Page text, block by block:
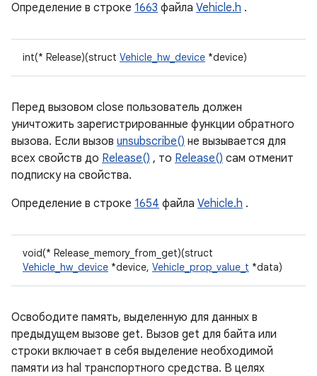
Определение в строке 1663 файла Vehicle.h .
int(* Release)(struct Vehicle_hw_device *device)
Перед вызовом close пользователь должен
уничтожить зарегистрированные функции обратного
вызова. Если вызов unsubscribe() не вызывается для
всех свойств до Release() , то Release() сам отменит
подписку на свойства.
Определение в строке 1654 файла Vehicle.h .
void(* Release_memory_from_get)(struct
Vehicle_hw_device *device, Vehicle_prop_value_t *data)
Освободите память, выделенную для данных в
предыдущем вызове get. Вызов get для байта или
строки включает в себя выделение необходимой
памяти из hal транспортного средства. В целях